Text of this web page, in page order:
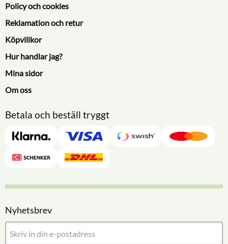
Policy och cookies
Reklamation och retur
Köpvillkor
Hur handlar jag?
Mina sidor
Om oss
Betala och beställ tryggt
Nyhetsbrev